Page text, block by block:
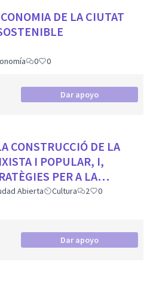
DE LA CIUTAT
0 0
Dar apoyo
CONSTRUCCIÓ DE LA
I POPULAR, I,
PER A LA
LA MEMÒRIA
Abierta Cultura 2
0
Dar apoyo